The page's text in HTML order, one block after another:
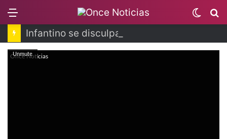
Switch
skin
Once Noticias
Unmute